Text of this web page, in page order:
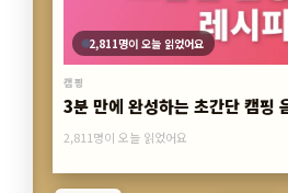
2,811명이 오늘 읽었어요
캠핑
3분 만에 완성하는 초간단 캠핑
2,811명이 오늘 읽었어요